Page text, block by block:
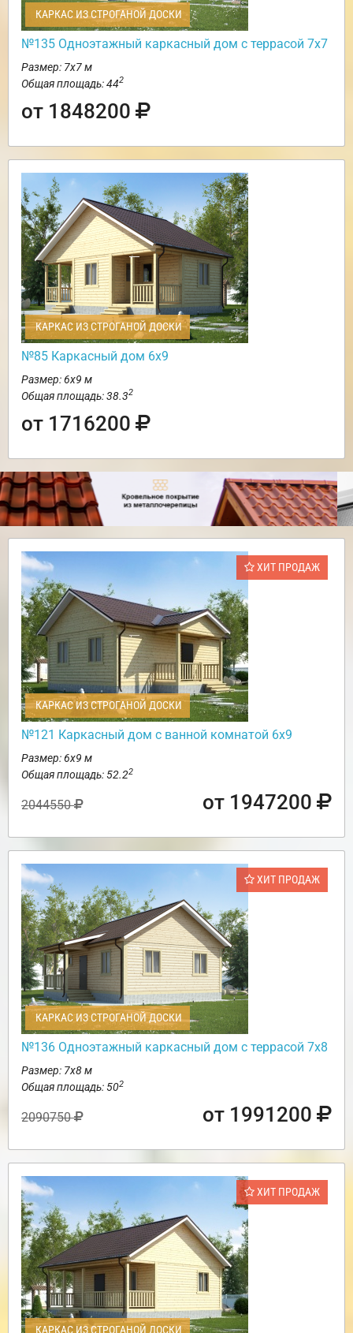
КАРКАС ИЗ СТРОГАНОЙ ДОСКИ
№135 Одноэтажный каркасный дом с террасой 7х7
Размер: 7х7 м
Общая площадь: 442
от 1848200
КАРКАС ИЗ СТРОГАНОЙ ДОСКИ
№85 Каркасный дом 6х9
Размер: 6х9 м
Общая площадь: 38.32
от 1716200
ХИТ ПРОДАЖ
КАРКАС ИЗ СТРОГАНОЙ ДОСКИ
№121 Каркасный дом с ванной комнатой 6х9
Размер: 6х9 м
Общая площадь: 52.22
2044550 от 1947200
ХИТ ПРОДАЖ
КАРКАС ИЗ СТРОГАНОЙ ДОСКИ
№136 Одноэтажный каркасный дом с террасой 7х8
Размер: 7х8 м
Общая площадь: 502
2090750 от 1991200
ХИТ ПРОДАЖ
КАРКАС ИЗ СТРОГАНОЙ ДОСКИ